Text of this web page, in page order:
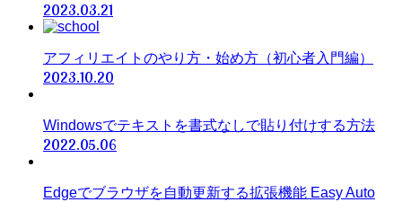
2023.03.21
アフィリエイトのやり方・始め方（初心者入門編）
2023.10.20
Windowsでテキストを書式なしで貼り付けする方法
2022.05.06
Edgeでブラウザを自動更新する拡張機能 Easy Auto